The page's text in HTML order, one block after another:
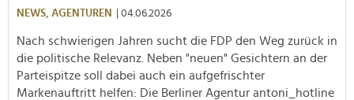
NEWS, AGENTUREN | 04.06.2026
Nach schwierigen Jahren sucht die FDP den Weg zurück in
die politische Relevanz. Neben "neuen" Gesichtern an der
Parteispitze soll dabei auch ein aufgefrischter
Markenauftritt helfen: Die Berliner Agentur antoni_hotline